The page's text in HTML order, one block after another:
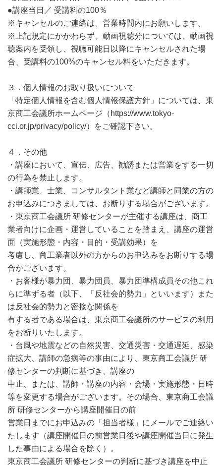
●講座当日／ 受講料の100％
※キャンセルのご連絡は、営業時間内にお願いします。
※上記規定にかかわらず、動画視聴分については、動画視
聴案内を受領し、視聴可能日以降にキャンセルされた場
合、受講料の100%のキャンセル料をいただきます。
３．個人情報のお取り扱いについて
「特定個人情報を含む個人情報保護方針」については、東
京商工会議所ホームページ（https://www.tokyo-
cci.or.jp/privacy/policy/）をご確認下さい。
４．その他
・講座において、宣伝、広告、勧誘または営業をする一切
の行為を禁止します。
・講師業、士業、コンサルタント業など講師と同業の方の
お申込みにつきましては、お断りする場合がございます。
・東京商工会議所 研修センターが主催する講座は、商工
業者向けに企画・運営していることを踏まえ、講座の運営
面（実施形態・内容・目的・受講効果）を
考慮し、商工業者以外の方からのお申込みをお断りする場
合がございます。
・お客様が暴力団、暴力団員、暴力団準構成員その他これ
らに準ずる者（以下、「反社会的勢力」といいます）また
は反社会的勢力と密接な関係を
有する者である場合は、東京商工会議所のサービスの利用
をお断りいたします。
・台風や地震などの自然災害、交通災害・交通遅延、感染
症拡大、講師の急病等の事由により、東京商工会議所 研
修センターの判断に基づき、講座の
中止、または、講師・講座の内容・会場・実施形態・日時
等を変更する場合がございます。その場合、東京商工会議
所 研修センターから講座開催日の前
営業日までにお申込みの「担当者様」にメールでご連絡い
たします（講座開催日の前営業日後や講座開催当日に発生
した事由による場合を除く）。
東京商工会議所 研修センターの判断に基づき講座を中止